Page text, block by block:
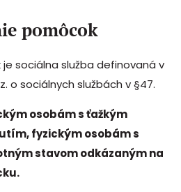
pomôcok
sociálna služba definovaná v
o sociálnych službách v §47.
osobám s ťažkým
fyzickým osobám s
stavom odkázaným na